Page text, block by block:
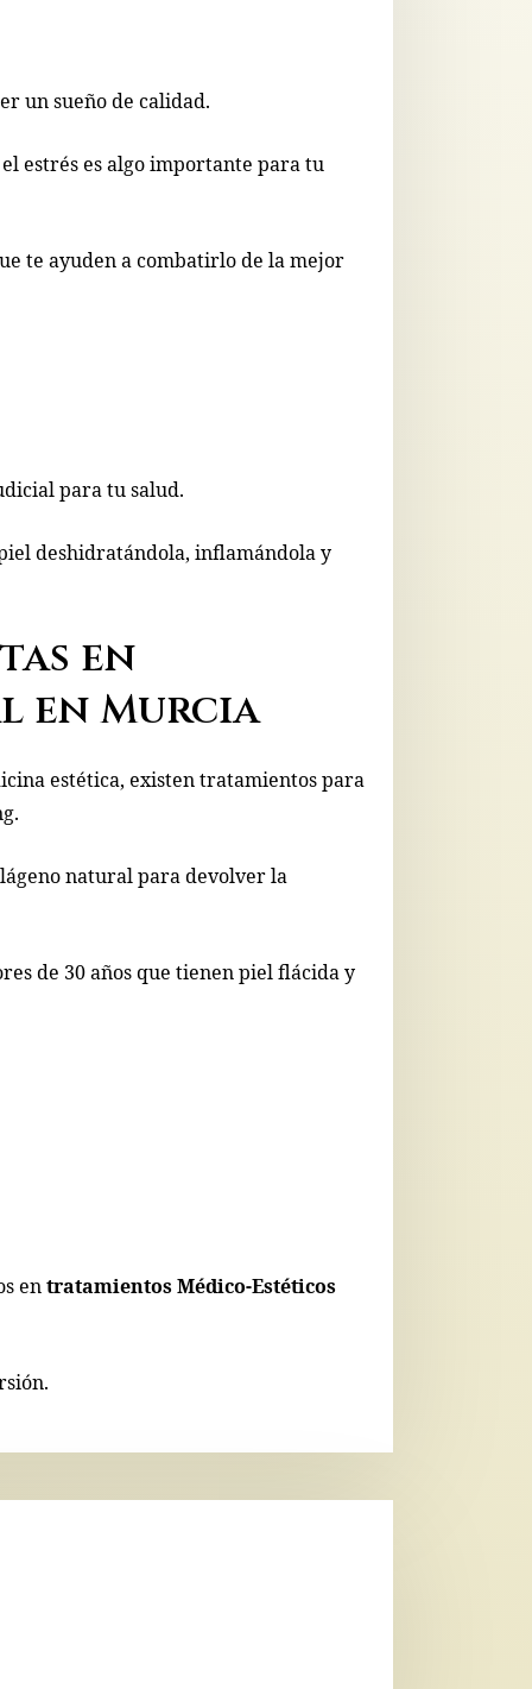
un sueño de calidad.
estrés es algo importante para tu
te ayuden a combatirlo de la mejor
para tu salud.
deshidratándola, inflamándola y
en
en Murcia
estética, existen tratamientos para
natural para devolver la
de 30 años que tienen piel flácida y
entratamientos Médico-Estéticos